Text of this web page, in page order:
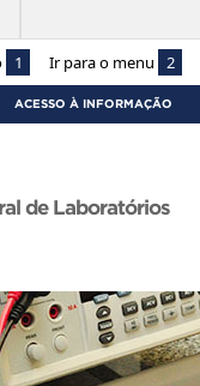
1 Ir para o menu 2
ACESSO À INFORMAÇÃO
de Laboratórios